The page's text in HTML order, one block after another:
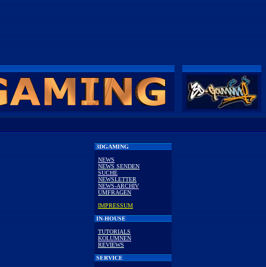
3DGAMING
NEWS
NEWS SENDEN
SUCHE
NEWSLETTER
NEWS-ARCHIV
UMFRAGEN
IMPRESSUM
IN-HOUSE
TUTORIALS
KOLUMNEN
REVIEWS
SERVICE